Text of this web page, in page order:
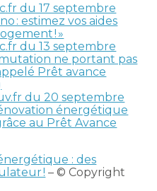
du 17 septembre
: estimez vos aides
! »
du 13 septembre
ne portant pas
Prêt avance
du 20 septembre
énergétique
au Prêt Avance
: des
! – © Copyright